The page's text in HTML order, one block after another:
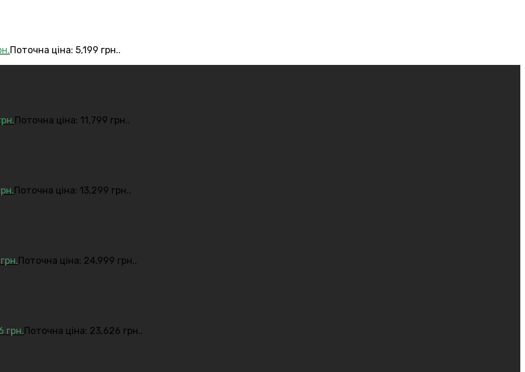
Поточна ціна: 5,199 грн..
Поточна ціна: 11,799 грн..
Поточна ціна: 13,299 грн..
грн. Поточна ціна: 24,999 грн..
грн.Поточна ціна: 23,626 грн..